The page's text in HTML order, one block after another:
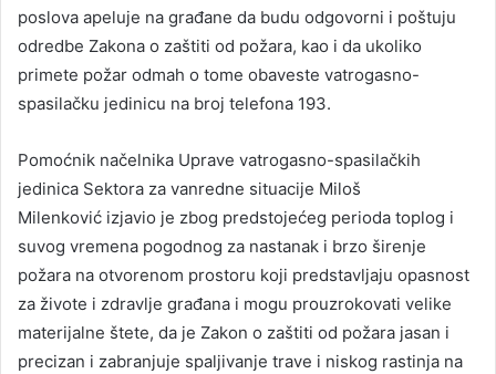
poslova apeluje na građane da budu odgovorni i poštuju
odredbe Zakona o zaštiti od požara, kao i da ukoliko
primete požar odmah o tome obaveste vatrogasno-
spasilačku jedinicu na broj telefona 193.
Pomoćnik načelnika Uprave vatrogasno-spasilačkih
jedinica Sektora za vanredne situacije Miloš
Milenković izjavio je zbog predstojećeg perioda toplog i
suvog vremena pogodnog za nastanak i brzo širenje
požara na otvorenom prostoru koji predstavljaju opasnost
za živote i zdravlje građana i mogu prouzrokovati velike
materijalne štete, da je Zakon o zaštiti od požara jasan i
precizan i zabranjuje spaljivanje trave i niskog rastinja na